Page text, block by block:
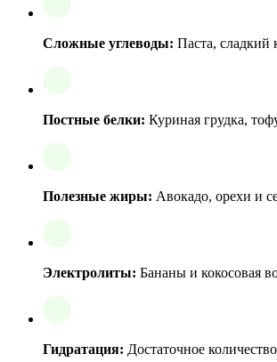
Сложные углеводы: Паста, сладкий
Постные белки: Куриная грудка,
Полезные жиры: Авокадо, орехи и
Электролиты: Бананы и кокосовая
Гидратация: Достаточное